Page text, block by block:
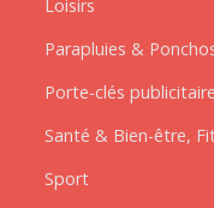
Loisirs
Parapluies &
Porte-clés
Santé & Bien-être,
Sport